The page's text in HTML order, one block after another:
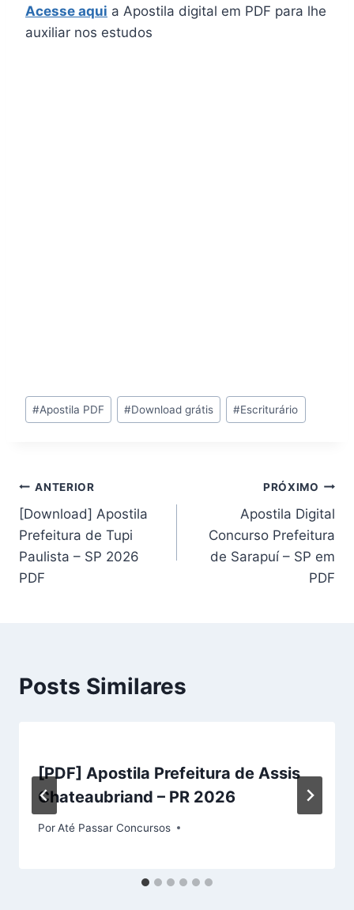
Acesse aqui a Apostila digital em PDF para lhe
auxiliar nos estudos
Tags
do
#Apostila PDF #Download grátis #Escriturário
Navegação
de
Post
ANTERIOR
[Download] Apostila
Prefeitura de Tupi
Paulista – SP 2026
PDF
PRÓXIMO
Apostila Digital
Concurso Prefeitura
de Sarapuí – SP em
PDF
Posts Similares
[PDF] Apostila Prefeitura de Assis
Chateaubriand – PR 2026
PorAté Passar Concursos